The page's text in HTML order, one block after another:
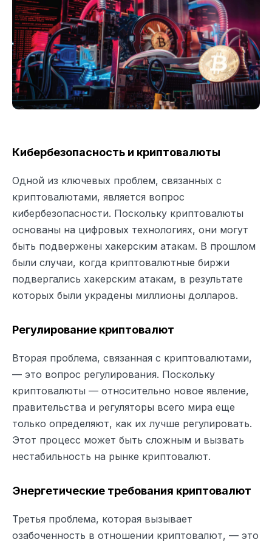
Кибербезопасность и криптовалюты
Одной из ключевых проблем, связанных с
криптовалютами, является вопрос
кибербезопасности. Поскольку криптовалюты
основаны на цифровых технологиях, они могут
быть подвержены хакерским атакам. В прошлом
были случаи, когда криптовалютные биржи
подвергались хакерским атакам, в результате
которых были украдены миллионы долларов.
Регулирование криптовалют
Вторая проблема, связанная с криптовалютами,
— это вопрос регулирования. Поскольку
криптовалюты — относительно новое явление,
правительства и регуляторы всего мира еще
только определяют, как их лучше регулировать.
Этот процесс может быть сложным и вызвать
нестабильность на рынке криптовалют.
Энергетические требования криптовалют
Третья проблема, которая вызывает
озабоченность в отношении криптовалют, — это